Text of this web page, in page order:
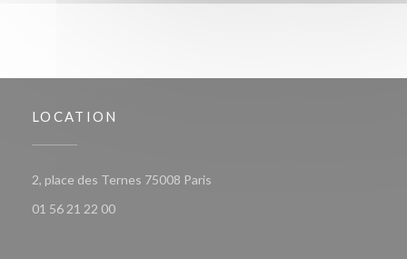
LOCATION
2, place des Ternes 75008 Paris
01 56 21 22 00